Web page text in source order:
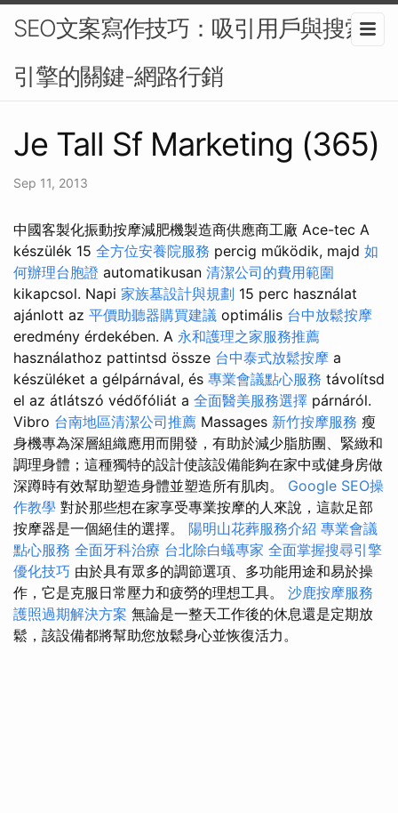
SEO文案寫作技巧：吸引用戶與搜索
引擎的關鍵-網路行銷
Je Tall Sf Marketing (365)
Sep 11, 2013
中國客製化振動按摩減肥機製造商供應商工廠 Ace-tec A
készülék 15 全方位安養院服務 percig működik, majd 如
何辦理台胞證 automatikusan 清潔公司的費用範圍
kikapcsol. Napi 家族墓設計與規劃 15 perc használat
ajánlott az 平價助聽器購買建議 optimális 台中放鬆按摩
eredmény érdekében. A 永和護理之家服務推薦
használathoz pattintsd össze 台中泰式放鬆按摩 a
készüléket a gélpárnával, és 專業會議點心服務 távolítsd
el az átlátszó védőfóliát a 全面醫美服務選擇 párnáról.
Vibro 台南地區清潔公司推薦 Massages 新竹按摩服務 瘦
身機專為深層組織應用而開發，有助於減少脂肪團、緊緻和
調理身體；這種獨特的設計使該設備能夠在家中或健身房做
深蹲時有效幫助塑造身體並塑造所有肌肉。 Google SEO操
作教學 對於那些想在家享受專業按摩的人來說，這款足部
按摩器是一個絕佳的選擇。 陽明山花葬服務介紹 專業會議
點心服務 全面牙科治療 台北除白蟻專家 全面掌握搜尋引擎
優化技巧 由於具有眾多的調節選項、多功能用途和易於操
作，它是克服日常壓力和疲勞的理想工具。 沙鹿按摩服務
護照過期解決方案 無論是一整天工作後的休息還是定期放
鬆，該設備都將幫助您放鬆身心並恢復活力。